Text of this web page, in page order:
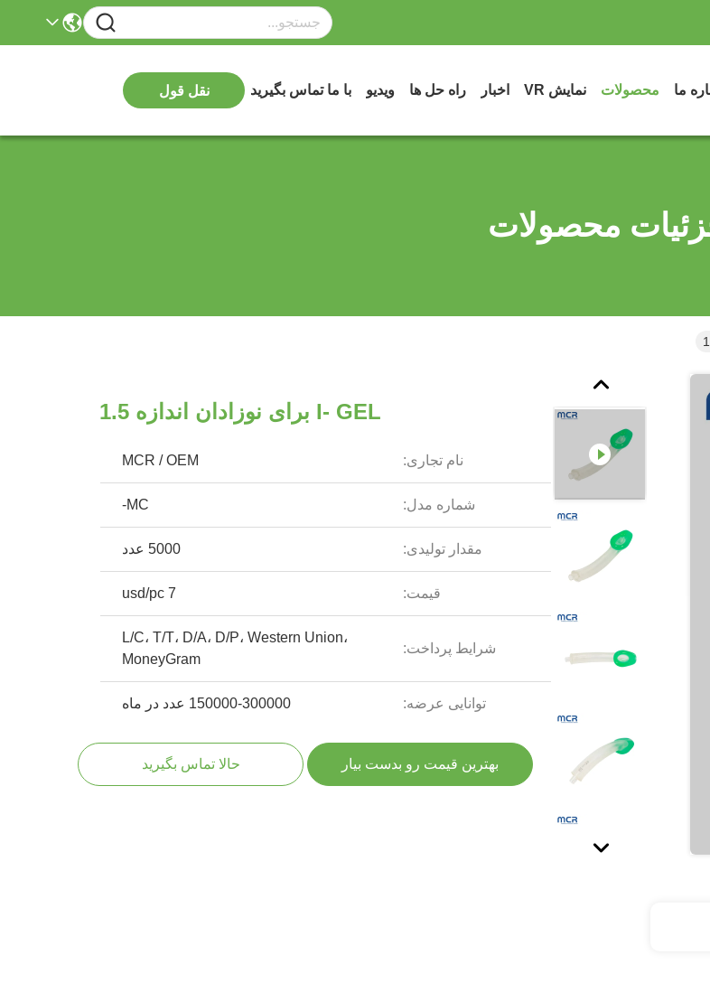
ما محصولات نمایش VR اخبار راه حل ها ویدیو با ما تماس بگیرید نقل قول
محصولات
I- GEL برای نوزادان اندازه 1.5
نام تجاری: MCR / OEM
شماره مدل: MC-
مقدار تولیدی: 5000 عدد
قیمت: 7 usd/pc
شرایط پرداخت:
L/C، T/T، D/A، D/P، Western Union،
MoneyGram
توانایی عرضه: 150000-300000 عدد در ماه
بهترین قیمت رو بدست بیار حالا تماس بگیرید